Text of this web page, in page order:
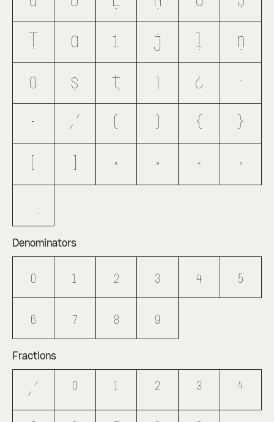
a i j ņ
o ş ţ ¡ ¿ ·
• / ( ) { }
[ ] « » ‹ ›
Denominators
0 1 2 3 4 5
6 7 8 9
Fractions
/ 0 1 2 3 4